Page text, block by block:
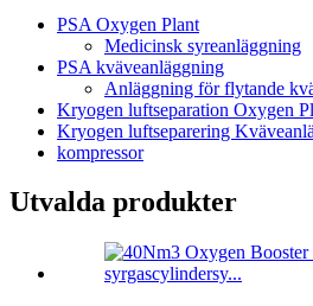
PSA Oxygen Plant
Medicinsk syreanläggning
PSA kväveanläggning
Anläggning för flytande
Kryogen luftseparation Oxygen
Kryogen luftseparering
kompressor
Utvalda produkter